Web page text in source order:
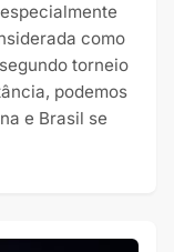
como
torneio
podemos
e Brasil se